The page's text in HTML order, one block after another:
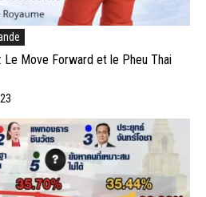
Le Move Forward et le Pheu Thai